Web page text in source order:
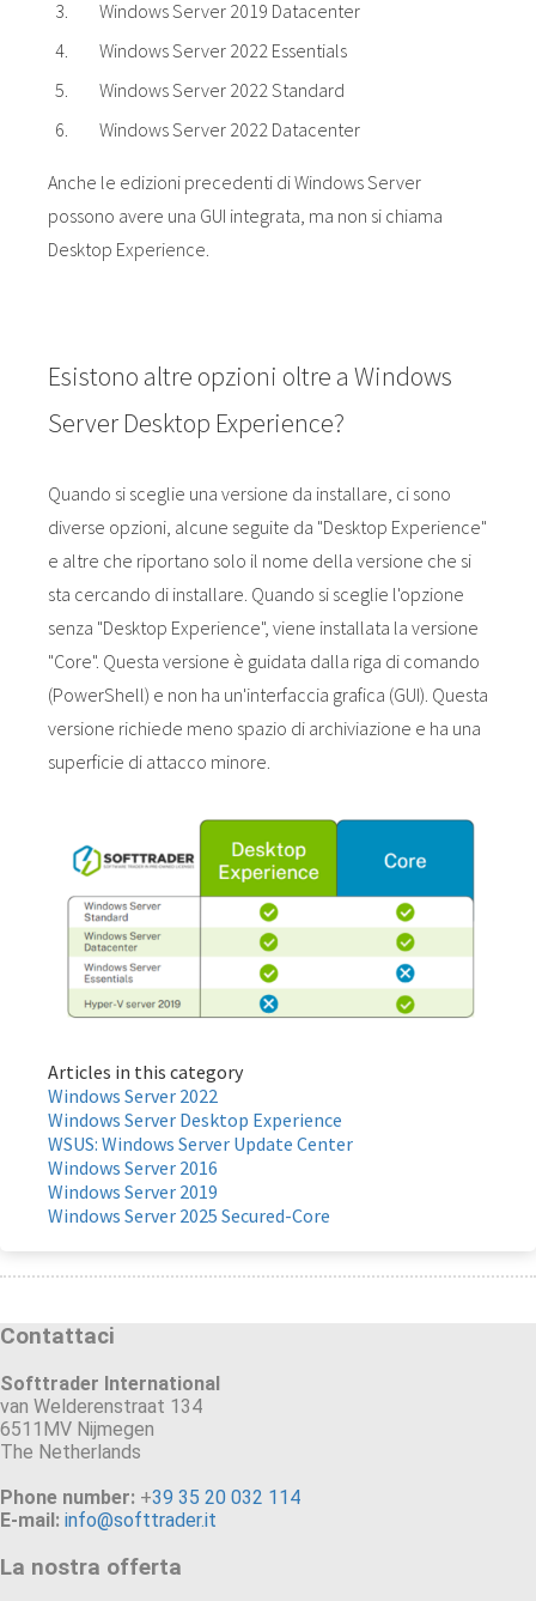
Windows Server 2019 Datacenter
Windows Server 2022 Essentials
Windows Server 2022 Standard
Windows Server 2022 Datacenter
Anche le edizioni precedenti di Windows Server
possono avere una GUI integrata, ma non si chiama
Desktop Experience.
Esistono altre opzioni oltre a Windows
Server Desktop Experience?
Quando si sceglie una versione da installare, ci sono
diverse opzioni, alcune seguite da "Desktop Experience"
e altre che riportano solo il nome della versione che si
sta cercando di installare. Quando si sceglie l'opzione
senza "Desktop Experience", viene installata la versione
"Core". Questa versione è guidata dalla riga di comando
(PowerShell) e non ha un'interfaccia grafica (GUI). Questa
versione richiede meno spazio di archiviazione e ha una
superficie di attacco minore.
Articles in this category
Windows Server 2022
Windows Server Desktop Experience
WSUS: Windows Server Update Center
Windows Server 2016
Windows Server 2019
Windows Server 2025 Secured-Core
Contattaci
Softtrader International
van Welderenstraat 134
6511MV Nijmegen
The Netherlands
Phone number: +39 35 20 032 114
E-mail: info@softtrader.it
La nostra offerta